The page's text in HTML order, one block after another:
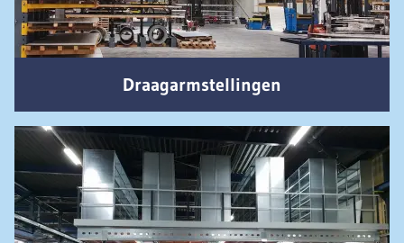
Draagarmstellingen